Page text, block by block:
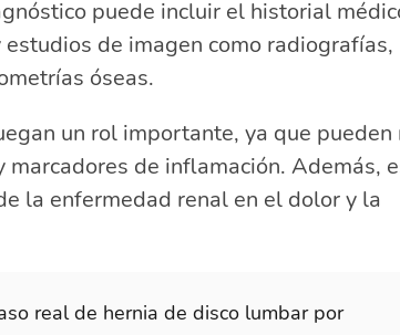
puede incluir el historial
de imagen como radiografías,
óseas.
un rol importante, ya que pueden
de inflamación. Además,
la enfermedad renal en el dolor y la
real de hernia de disco lumbar por